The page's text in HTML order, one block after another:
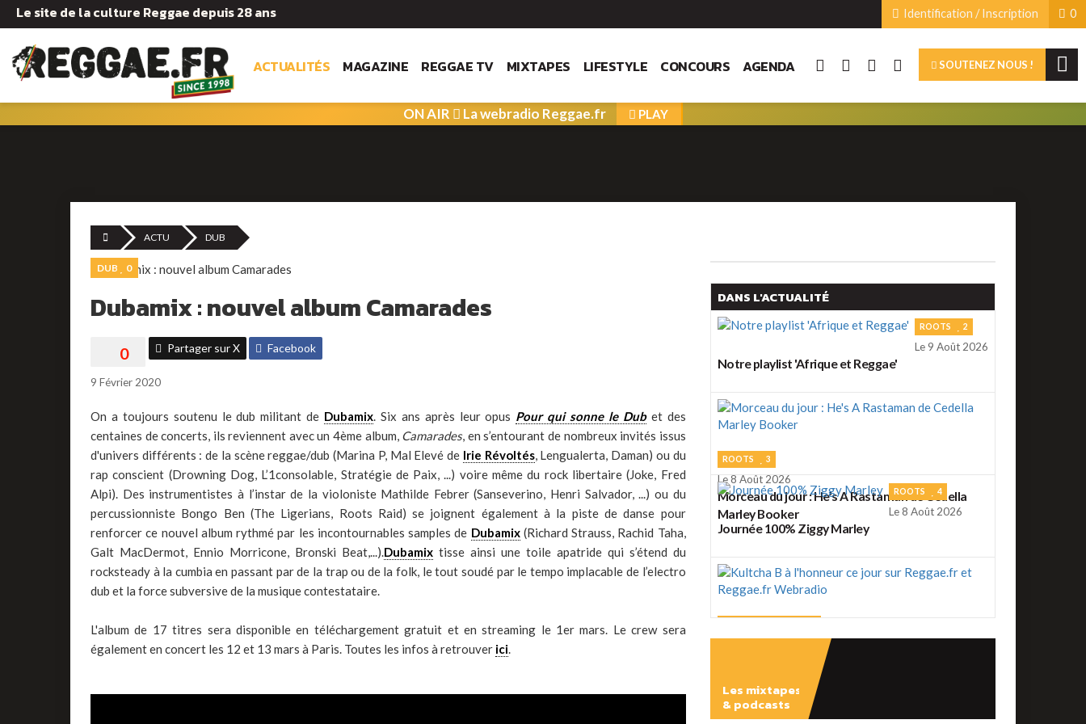
Le site de la culture Reggae depuis 28 ans 0
Identification / Inscription
ACTUALITÉS MAGAZINE REGGAE TV MIXTAPES LIFESTYLE CONCOURS AGENDA SOUTENEZ NOUS !
ON AIR La webradio Reggae.fr PLAY
ACTU DUB
DUB 0
Dubamix : nouvel album Camarades
Partager sur X Facebook
9 Février 2020
On a toujours soutenu le dub militant de Dubamix. Six ans après leur opus Pour qui sonne le Dubet des
centaines de concerts, ils reviennent avec un 4ème album, Camarades, en s’entourant de nombreux invités issus
d'univers différents : de la scène reggae/dub (Marina P, Mal Elevé de Irie Révoltés, Lengualerta, Daman) ou du
rap conscient (Drowning Dog, L’1consolable, Stratégie de Paix, ...) voire même du rock libertaire (Joke, Fred
Alpi). Des instrumentistes à l’instar de la violoniste Mathilde Febrer (Sanseverino, Henri Salvador, ...) ou du
percussionniste Bongo Ben (The Ligerians, Roots Raid) se joignent également à la piste de danse pour
renforcer ce nouvel album rythmé par les incontournables samples de Dubamix(Richard Strauss, Rachid Taha,
Galt MacDermot, Ennio Morricone, Bronski Beat,...).Dubamixtisse ainsi une toile apatride qui s’étend du
rocksteady à la cumbia en passant par de la trap ou de la folk, le tout soudé par le tempo implacable de l’electro
dub et la force subversive de la musique contestataire.
L'album de 17 titres sera disponible en téléchargement gratuit et en streaming le 1er mars. Le crew sera
également en concert les 12 et 13 mars à Paris. Toutes les infos à retrouver ici.
DANS L'ACTUALITÉ
ROOTS 2
Le 9 Août 2026
Notre playlist 'Afrique et Reggae'
ROOTS 3
Le 8 Août 2026
Morceau du jour : He's A Rastaman de Cedella
Marley Booker
ROOTS 4
Le 8 Août 2026
Journée 100% Ziggy Marley
Kultcha B à l'honneur ce jour sur Reggae.fr et
Reggae.fr Webradio
REGGAE FRANÇAIS
Le 7 Août 2026
Les mixtapes
& podcasts